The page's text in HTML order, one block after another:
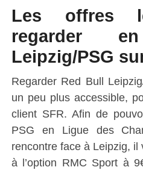
Les offres
regarder
Leipzig/PSG
Regarder Red Bull
un peu plus accessible,
client SFR. Afin de
PSG en Ligue des
rencontre face à Leipzig,
à l’option RMC Sport à